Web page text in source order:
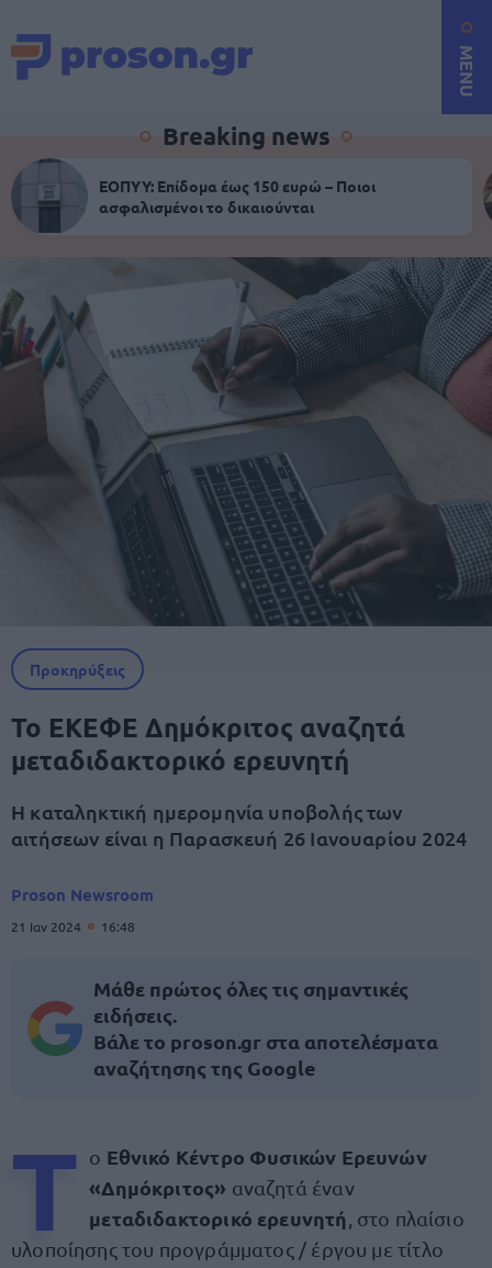
MENU
Breaking news
ΕΟΠΥΥ: Επίδομα έως 150 ευρώ – Ποιοι
ασφαλισμένοι το δικαιούνται
Προκηρύξεις
Το ΕΚΕΦΕ Δημόκριτος αναζητά
μεταδιδακτορικό ερευνητή
Η καταληκτική ημερομηνία υποβολής των
αιτήσεων είναι η Παρασκευή 26 Ιανουαρίου 2024
Proson Newsroom
21 Ιαν 2024 16:48
Μάθε πρώτος όλες τις σημαντικές
ειδήσεις.
Βάλε το proson.gr στα αποτελέσματα
αναζήτησης της Google
Τ ο Εθνικό Κέντρο Φυσικών Ερευνών
«Δημόκριτος» αναζητά έναν
μεταδιδακτορικό ερευνητή , στο πλαίσιο
υλοποίησης του προγράμματος / έργου με τίτλο